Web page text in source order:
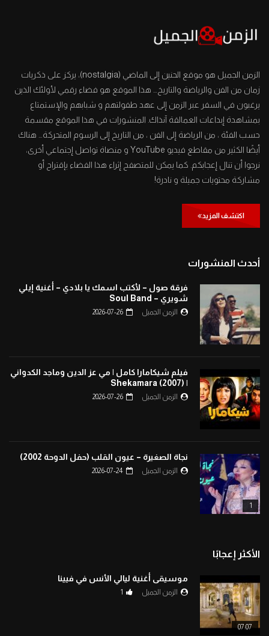
الزمن الجميل هو موقع الحنين إلى الماضي (nostalgia)، يركز على ذكريات
زمان من الفن والرياضة والتاريخ… هذا الموقع هو فضاء رقمي لأولئك الذين
يرغبون في السفر عبر الزمن إلى عهد طفولتهم و شبابهم والإستمتاع
بمشاهدة إبداعات العمالقة آنذاك. المنشورات في هذا الموقع مقسمة
حسب الفئة ، من الرياضة إلى الفن ، من التاريخ إلى الرسوم المتحركة… هناك
أيضًا الكثير من مقاطع فيديو YouTube و منصاة تواصل إجتماعي أخرى،
نرجوا أن تنال إعجابكم. كما يمكن للمتصفح إثراء هذا الفضاء بإقتراح أو
مشاركة محتويات جميلة و نادرة!
اكتشف المزيد
أحدث المنشورات
فرقة صول – لأكتب اسمك يا بلادي – أغنية إيلي
شويري – Soul Band
الزمن الجميل 2026-07-26
فيلم شيكامارا كامل | مي عز الدين وماجد الكدواني
| Shekamara (2007)
الزمن الجميل 2026-07-26
1
نجاة الصغيرة – عيون القلب (حفل الدوحة 2002)
الزمن الجميل 2026-07-24
الأكثر إعجابًا
07:07
موسيقى أغنية ليالي الأنس في فيينا
الزمن الجميل 1